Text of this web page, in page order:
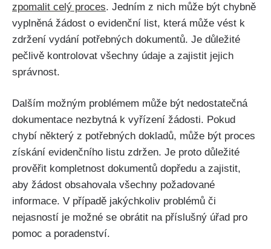
zpomalit celý proces. Jedním z nich může být chybně
vyplněná žádost o evidenční list, která může vést k
zdržení vydání potřebných dokumentů. Je důležité
pečlivě kontrolovat všechny údaje a zajistit jejich
správnost.
Dalším možným problémem může být nedostatečná
dokumentace nezbytná k vyřízení žádosti. Pokud
chybí některý z potřebných dokladů, může být proces
získání evidenčního listu zdržen. Je proto důležité
prověřit kompletnost dokumentů dopředu a zajistit,
aby žádost obsahovala všechny požadované
informace. V případě jakýchkoliv problémů či
nejasností je možné se obrátit na příslušný úřad pro
pomoc a poradenství.